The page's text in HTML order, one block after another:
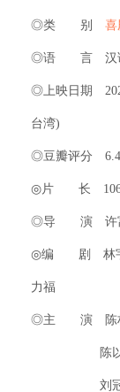
◎类 别 喜
◎语 言 汉语
◎上映日期
台湾)
◎豆瓣评分 6.4/
◎片 长 106
◎导 演 许富
◎编 剧 林宇辰
力福
◎主 演 陈柏
陈以文
刘冠廷